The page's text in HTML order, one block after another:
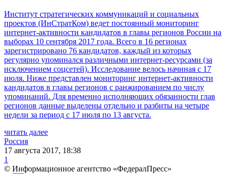
Институт стратегических коммуникаций и социальных
проектов (ИнСтратКом) ведет постоянный мониторинг
интернет-активности кандидатов в главы регионов России на
выборах 10 сентября 2017 года. Всего в 16 регионах
зарегистрировано 76 кандидатов, каждый из которых
регулярно упоминался различными интернет-ресурсами (за
исключением соцсетей). Исследование велось начиная с 17
июля. Ниже представлен мониторинг интернет-активности
кандидатов в главы регионов с ранжированием по числу
упоминаний. Для временно исполняющих обязанности глав
регионов данные выделены отдельно и разбиты на четыре
недели за период с 17 июля по 13 августа.
читать далее
Россия
17 августа 2017, 18:38
1
© Информационное агентство «ФедералПресс»